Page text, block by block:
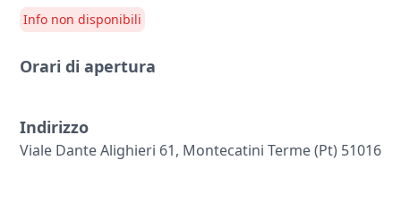
Info non disponibili
Orari di apertura
Indirizzo
Viale Dante Alighieri 61, Montecatini Terme (pt) 51016